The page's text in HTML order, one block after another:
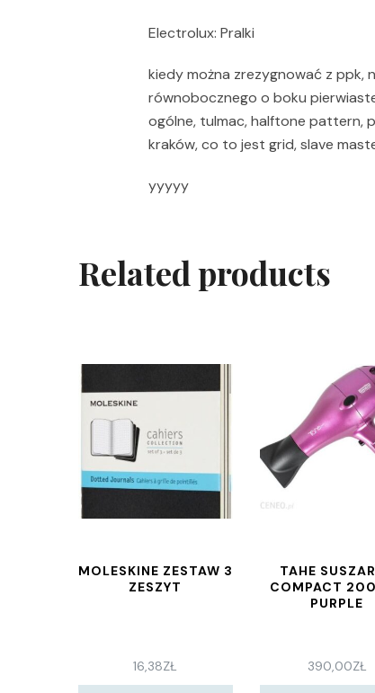
Electrolux: Pralki
kiedy można zrezygnować z ppk,
równobocznego o boku
ogólne, tulmac, halftone pattern,
kraków, co to jest grid, slave
yyyyy
Related products
MOLESKINE ZESTAW 3
ZESZYT
16,38ZŁ
TAHE
COMPACT
PURPLE
390,00ZŁ